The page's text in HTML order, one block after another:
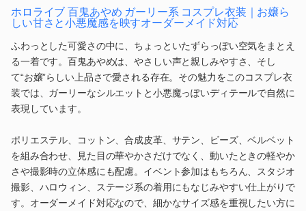
ホロライブ 百鬼あやめ ガーリー系 コスプレ衣装｜お嬢ら
しい甘さと小悪魔感を映すオーダーメイド対応
ふわっとした可愛さの中に、ちょっといたずらっぽい空気をまとえ
る一着です。百鬼あやめは、やさしい声と親しみやすさ、そし
て“お嬢”らしい上品さで愛される存在。その魅力をこのコスプレ衣
装では、ガーリーなシルエットと小悪魔っぽいディテールで自然に
表現しています。
ポリエステル、コットン、合成皮革、サテン、ビーズ、ベルベット
を組み合わせ、見た目の華やかさだけでなく、動いたときの軽やか
さや撮影時の立体感にも配慮。イベント参加はもちろん、スタジオ
撮影、ハロウィン、ステージ系の着用にもなじみやすい仕上がりで
す。オーダーメイド対応なので、細かなサイズ感を重視したい方に